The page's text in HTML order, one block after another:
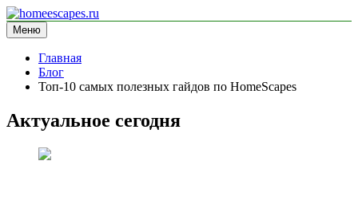
Перейти
к
содержимому
homeescapes.ru
информационный сайт
Меню
Главная
Блог
Топ-10 самых полезных гайдов по HomeScapes
Актуальное сегодня